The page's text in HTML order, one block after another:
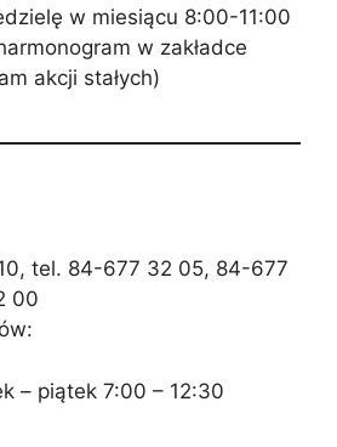
w miesiącu 8:00-11:00
w zakładce
akcji stałych)
tel. 84-677 32 05, 84-677
00
– piątek 7:00 – 12:30